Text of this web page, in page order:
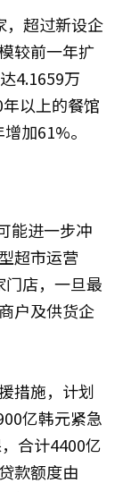
，超过新设企
较前一年扩
4.1659万
以上的餐馆
加61%。
能进一步冲
超市运营
店，一旦最
户及供货企
措施，计划
亿韩元紧急
合计4400亿
款额度由